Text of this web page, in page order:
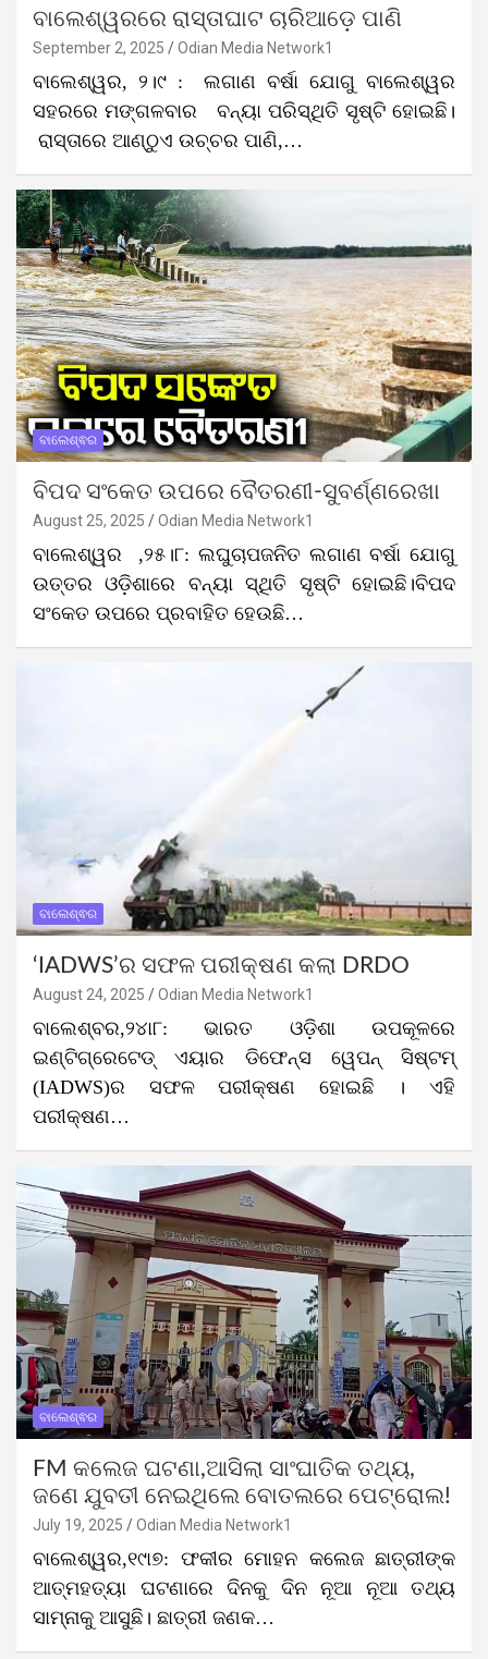
ବାଲେଶ୍ୱରରେ ରାସ୍ତାଘାଟ ଚାରିଆଡ଼େ ପାଣି
September 2, 2025 Odian Media Network1
ବାଲେଶ୍ୱର, ୨।୯ : ଲଗାଣ ବର୍ଷା ଯୋଗୁ ବାଲେଶ୍ୱର
ସହରରେ ମଙ୍ଗଳବାର ବନ୍ୟା ପରିସ୍ଥିତି ସୃଷ୍ଟି ହୋଇଛି।
ରାସ୍ତାରେ ଆଣ୍ଠୁଏ ଉଚ୍ଚର ପାଣି,…
ବାଲେଶ୍ଵର
ବିପଦ ସଂକେତ ଉପରେ ବୈତରଣୀ-ସୁବର୍ଣ୍ଣରେଖା
August 25, 2025 Odian Media Network1
ବାଲେଶ୍ୱର ,୨୫।୮: ଲଘୁଚାପଜନିତ ଲଗାଣ ବର୍ଷା ଯୋଗୁ
ଉତ୍ତର ଓଡ଼ିଶାରେ ବନ୍ୟା ସ୍ଥିତି ସୃଷ୍ଟି ହୋଇଛି।ବିପଦ
ସଂକେତ ଉପରେ ପ୍ରବାହିତ ହେଉଛି…
ବାଲେଶ୍ଵର
‘IADWS’ର ସଫଳ ପରୀକ୍ଷଣ କଲା DRDO
August 24, 2025 Odian Media Network1
ବାଲେଶ୍ବର,୨୪ା୮: ଭାରତ ଓଡ଼ିଶା ଉପକୂଳରେ
ଇଣ୍ଟିଗ୍ରେଟେଡ୍ ଏୟାର ଡିଫେନ୍ସ ୱେପନ୍ ସିଷ୍ଟମ୍
(IADWS)ର ସଫଳ ପରୀକ୍ଷଣ ହୋଇଛି । ଏହି
ପରୀକ୍ଷଣ…
ବାଲେଶ୍ଵର
FM କଲେଜ ଘଟଣା,ଆସିଲା ସାଂଘାତିକ ତଥ୍ୟ,
ଜଣେ ଯୁବତୀ ନେଇଥିଲେ ବୋତଲରେ ପେଟ୍ରୋଲ!
July 19, 2025 Odian Media Network1
ବାଲେଶ୍ୱର,୧୯ା୭: ଫକୀର ମୋହନ କଲେଜ ଛାତ୍ରୀଙ୍କ
ଆତ୍ମହତ୍ୟା ଘଟଣାରେ ଦିନକୁ ଦିନ ନୂଆ ନୂଆ ତଥ୍ୟ
ସାମ୍ନାକୁ ଆସୁଛି। ଛାତ୍ରୀ ଜଣକ…